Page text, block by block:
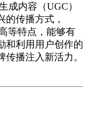
成内容（UGC）
的传播方式，
等特点，能够有
和利用用户创作的
播注入新活力。